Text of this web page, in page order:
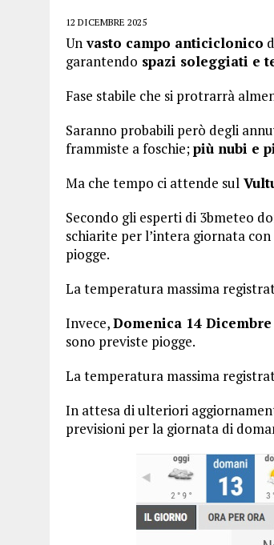
12 DICEMBRE 2025
Unvasto campo anticiclonico
garantendo spazi soleggiati e
Fase stabile che si protrarrà
Saranno probabili però degli
frammiste a foschie;più nubi e
Ma che tempo ci attende sul
Secondo gli esperti di 3bmeteo
schiarite per l’intera giornata
piogge.
La temperatura massima
Invece,Domenica 14 Dicembre
sono previste piogge.
La temperatura massima
In attesa di ulteriori
previsioni per la giornata di